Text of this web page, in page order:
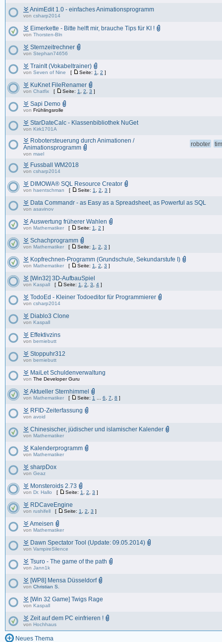
AnimEdit 1.0 - einfaches Animationsprogramm
von csharp2014
Eimerkette - Bitte helft mir, brauche Tips für KI !
von Thorsten-Bln
Sternzeitrechner
von Stephan74656
TrainIt (Vokabeltrainer)
von Seven of Nine [ Seite: 1 2 ]
KuKnet FileRenamer
von Chatfix [ Seite: 1 2 3 ]
Sapi Demo
von Frühlingsrolle
StarDateCalc - Klassenbibliothek NuGet
von Kirk1701A
roboter
Robotersteuerung durch Animationen /
Animationsprogramm
von mael
Fussball WM2018
von csharp2014
DIMOWA® SQL Resource Creator
von haentschman [ Seite: 1 2 3 ]
Data Commandr - as Easy as a Spreadsheet, as Powerful as SQL
von asavinov
Auswertung früherer Wahlen
von Mathematiker [ Seite: 1 2 ]
Schachprogramm
von Mathematiker [ Seite: 1 2 3 ]
Kopfrechnen-Programm (Grundschule, Sekundarstufe I)
von Mathematiker [ Seite: 1 2 3 ]
[Win32] 3D-AufbauSpiel
von Kaspall [ Seite: 1 2 3 4 ]
TodoEd - Kleiner Todoeditor für Programmierer
von csharp2014
Diablo3 Clone
von Kaspall
Effektivzins
von berniebutt
Stoppuhr312
von berniebutt
MaiLet Schuldenverwaltung
von The Developer Guru
Aktueller Sternhimmel
von Mathematiker [ Seite: 1 6 7 8 ]
RFID-Zeiterfassung
von avoid
Chinesischer, jüdischer und islamischer Kalender
von Mathematiker
Kalenderprogramm
von Mathematiker
sharpDox
von Geaz
Monsteroids 2.73
von Dr. Hallo [ Seite: 1 2 3 ]
RDCaveEngine
von rushifell [ Seite: 1 2 3 ]
Ameisen
von Mathematiker
Dawn Spectator Tool (Update: 09.05.2014)
von VampireSilence
Tsuro - The game of the path
von Jann1k
[WP8] Mensa Düsseldorf
von Christian S.
[Win 32 Game] Twigs Rage
von Kaspall
Zeit auf dem PC einfrieren !
von Hochhaus
Neues Thema